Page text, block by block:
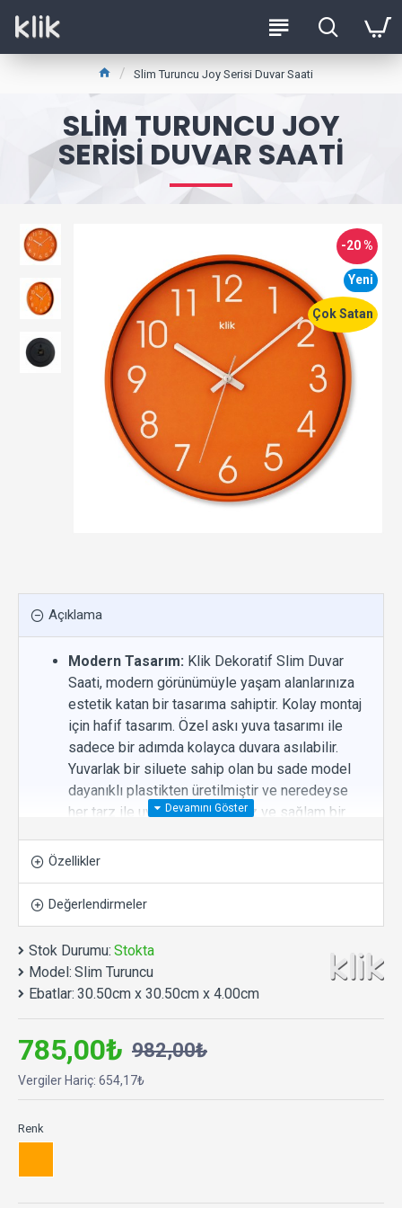
Slim Turuncu Joy Serisi Duvar Saati
SLIM TURUNCU JOY
SERISI DUVAR SAATI
Yeni
Çok Satan
-20 %
Açıklama
Modern Tasarım: Klik Dekoratif Slim Duvar
Saati, modern görünümüyle yaşam alanlarınıza
estetik katan bir tasarıma sahiptir. Kolay montaj
için hafif tasarım. Özel askı yuva tasarımı ile
sadece bir adımda kolayca duvara asılabilir.
Yuvarlak bir siluete sahip olan bu sade model
dayanıklı plastikten üretilmiştir ve neredeyse
her tarz ile uyum sağlayan düz ve sağlam bir
Özel askı yuva tasarımı ile sadece bir adımda
Yüksek Kaliteli Üretim:
malzemelerden üretilmiştir.
Tamamen Sessiz:
Yüksek kaliteli ve sessiz
çalışan makine.
çalışma performansı. 1 adet AA kalem pil ile
çalışır.
Uzun Kullanım Ömrü:
Ø 30,5 x 4 cm.Salon, oturma odası, yatak odası,
Özellikler
Değerlendirmeler
Stok Durumu: Stokta
Model: Slim Turuncu
Ebatlar: 30.50cm x 30.50cm x 4.00cm
785,00₺ 982,00₺
Vergiler Hariç: 654,17₺
Renk